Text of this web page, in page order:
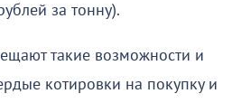
за тонну).
такие возможности и
котировки на покупку и